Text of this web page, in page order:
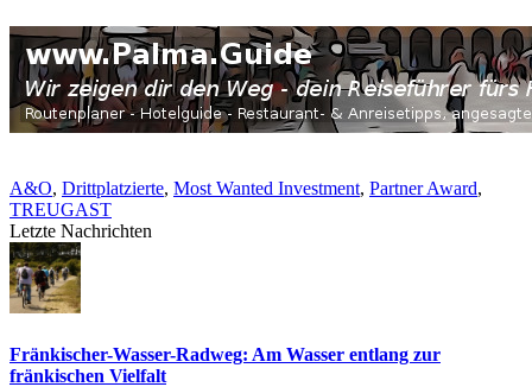
A&O, Drittplatzierte, Most Wanted Investment, Partner Award,
TREUGAST
Letzte Nachrichten
Fränkischer-Wasser-Radweg: Am Wasser entlang zur
fränkischen Vielfalt